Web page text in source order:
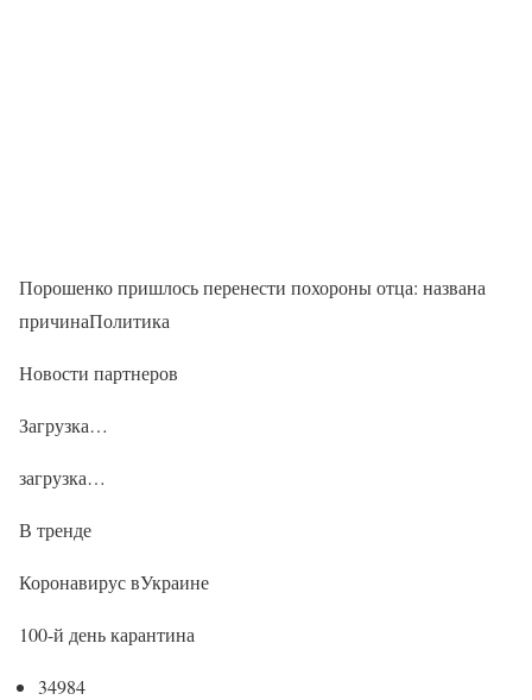
Порошенко пришлось перенести похороны отца: названа
причинаПолитика
Новости партнеров
Загрузка…
загрузка…
В тренде
Коронавирус вУкраине
100-й день карантина
34984